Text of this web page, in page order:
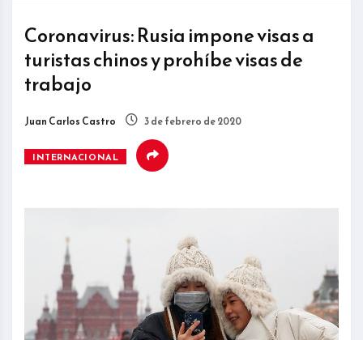
Coronavirus: Rusia impone visas a
turistas chinos y prohíbe visas de
trabajo
Juan Carlos Castro 3 de febrero de 2020
INTERNACIONAL